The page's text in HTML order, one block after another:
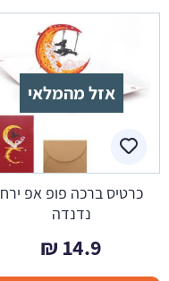
אזל מהמלאי
כרטיס ברכה פופ אפ ירח
נדנדה
14.9
₪